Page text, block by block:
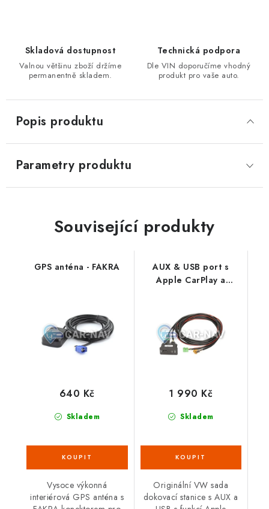
Skladová dostupnost
Valnou většinu zboží držíme
permanentně skladem.
Technická podpora
Dle VIN doporučíme vhodný
produkt pro vaše auto.
Popis produktu
Parametry produktu
Související produkty
GPS anténa - FAKRA
Skladem
640 Kč
Vysoce výkonná
interiérová GPS anténa s
AUX & USB port s
Apple CarPlay a
Skladem
1 990 Kč
Originální VW sada
dokovací stanice s AUX a